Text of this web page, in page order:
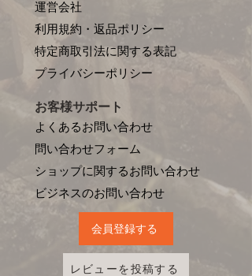
運営会社
利用規約・返品ポリシー
特定商取引法に関する表記
プライバシーポリシー
お客様サポート
よくあるお問い合わせ
問い合わせフォーム
ショップに関するお問い合わせ
​ビジネスのお問い合わせ
会員登録する
レビューを投稿する